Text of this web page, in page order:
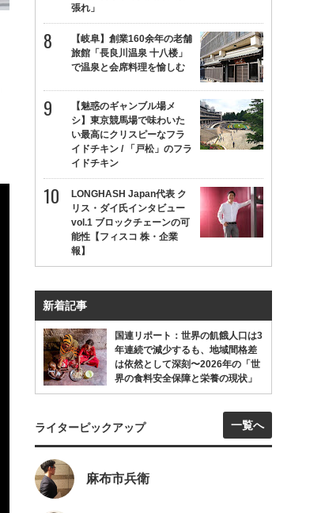
張れ」
【岐阜】創業160余年の老舗
旅館「長良川温泉 十八楼」
で温泉と会席料理を愉しむ
【魅惑のギャンブル場メ
シ】東京競馬場で味わいた
い最高にクリスピーなフラ
イドチキン / 「戸松」のフラ
イドチキン
LONGHASH Japan代表 ク
リス・ダイ氏インタビュー
vol.1 ブロックチェーンの可
能性【フィスコ 株・企業
報】
新着記事
国連リポート：世界の飢餓人口は3
年連続で減少するも、地域間格差
は依然として深刻〜2026年の「世
界の食料安全保障と栄養の現状」
ライターピックアップ 一覧へ
麻布市兵衛